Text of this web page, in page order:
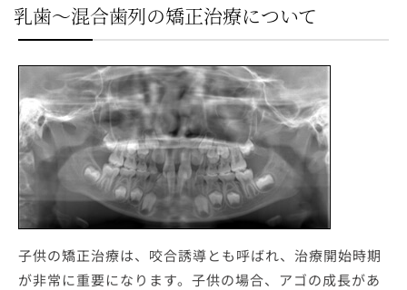
乳歯～混合歯列の矯正治療について
子供の矯正治療は、咬合誘導とも呼ばれ、治療開始時期
が非常に重要になります。子供の場合、アゴの成長があ